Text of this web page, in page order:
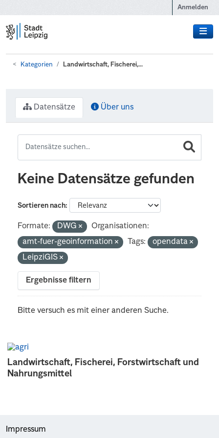
Anmelden
Kategorien Landwirtschaft, Fischerei,...
Landwirtschaft, Fischerei, Forstwirtschaft und
Nahrungsmittel
Datensätze Über uns
Keine Datensätze gefunden
Sortieren nach
Formate: DWG
Organisationen:
amt-fuer-geoinformation
Tags:
opendata
LeipziGIS
Ergebnisse filtern
Bitte versuch es mit einer anderen Suche.
Impressum